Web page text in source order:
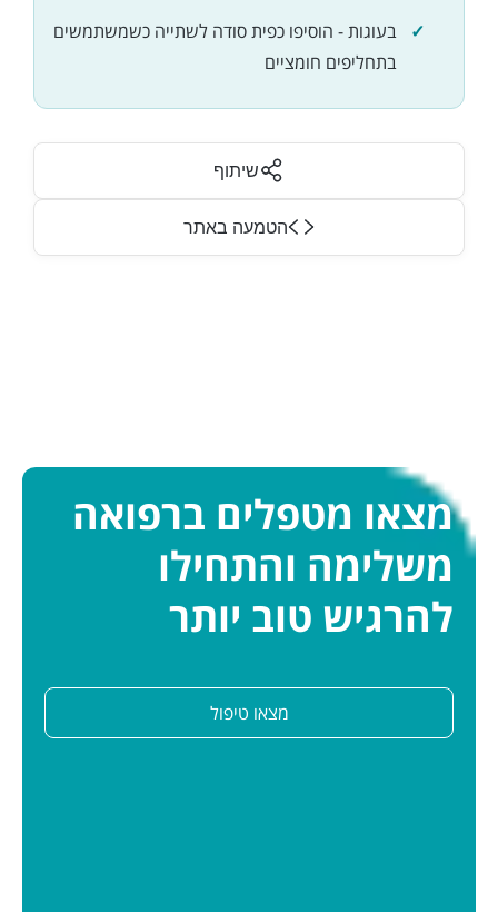
בעוגות - הוסיפו כפית סודה לשתייה כשמשתמשים
בתחליפים חומציים
שיתוף
הטמעה באתר
מצאו מטפלים ברפואה
משלימה והתחילו
להרגיש טוב יותר
מצאו טיפול